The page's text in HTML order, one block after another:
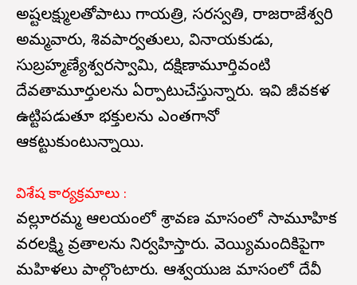
అష్టలక్ష్ములతోపాటు గాయత్రి, సరస్వతి, రాజరాజేశ్వరి
అమ్మవారు, శివపార్వతులు, వినాయకుడు,
సుబ్రహ్మణ్యేశ్వరస్వామి, దక్షిణామూర్తివంటి
దేవతామూర్తులను ఏర్పాటుచేస్తున్నారు. ఇవి జీవకళ
ఉట్టిపడుతూ భక్తులను ఎంతగానో
ఆకట్టుకుంటున్నాయి.
విశేష కార్యక్రమాలు :
వల్లూరమ్మ ఆలయంలో శ్రావణ మాసంలో సామూహిక
వరలక్ష్మి వ్రతాలను నిర్వహిస్తారు. వెయ్యిమందికిపైగా
మహిళలు పాల్గొంటారు. ఆశ్వయుజ మాసంలో దేవీ